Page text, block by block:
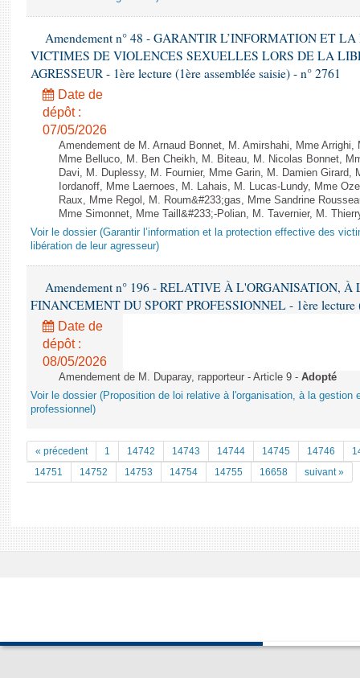
Amendement n° 48 - GARANTIR L’INFORMATION ET
VICTIMES DE VIOLENCES SEXUELLES LORS DE LA
AGRESSEUR - 1ère lecture (1ère assemblée saisie) - n° 2761
Date de
dépôt :
07/05/2026
Amendement de M. Arnaud Bonnet, M. Amirshahi, Mme
Mme Belluco, M. Ben Cheikh, M. Biteau, M. Nicolas Bonnet,
Davi, M. Duplessy, M. Fournier, Mme Garin, M. Damien Girard,
Iordanoff, Mme Laernoes, M. Lahais, M. Lucas-Lundy, Mme
Raux, Mme Regol, M. Roum&#233;gas, Mme Sandrine
Mme Simonnet, Mme Taill&#233;-Polian, M. Tavernier, M.
Voir le dossier (Garantir l’information et la protection effective des
libération de leur agresseur)
Amendement n° 196 - RELATIVE À L'ORGANISATION,
FINANCEMENT DU SPORT PROFESSIONNEL - 1ère lecture
Date de
dépôt :
08/05/2026
Amendement de M. Duparay, rapporteur - Article 9 - Adopté
Voir le dossier (Proposition de loi relative à l'organisation, à la gestion
professionnel)
« précedent 1 14742 14743 14744 14745 14746
14751
14752 14753 14754 14755 16658 suivant »